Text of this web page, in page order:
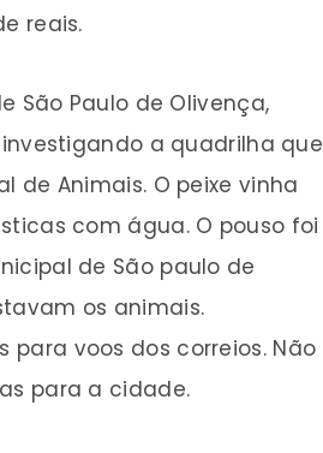
reais.
São Paulo de Olivença,
a quadrilha que
Animais. O peixe vinha
com água. O pouso foi
de São paulo de
os animais.
voos dos correios. Não
para a cidade.